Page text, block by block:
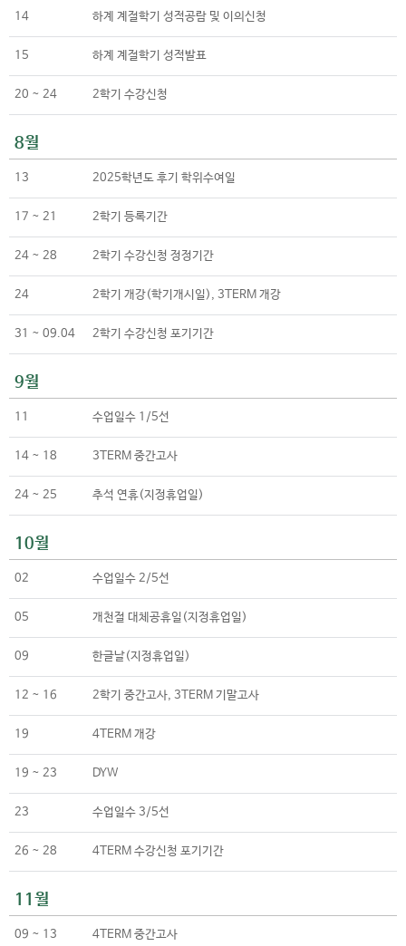
14 하계 계절학기 성적공람 및 이의신청
15 하계 계절학기 성적발표
20 ~ 24 2학기 수강신청
8월
13 2025학년도 후기 학위수여일
17 ~ 21 2학기 등록기간
24 ~ 28 2학기 수강신청 정정기간
24 2학기 개강(학기개시일), 3TERM 개강
31 ~ 09.04 2학기 수강신청 포기기간
9월
11 수업일수 1/5선
14 ~ 18 3TERM 중간고사
24 ~ 25 추석 연휴(지정휴업일)
10월
02 수업일수 2/5선
05 개천절 대체공휴일(지정휴업일)
09 한글날(지정휴업일)
12 ~ 16 2학기 중간고사, 3TERM 기말고사
19 4TERM 개강
19 ~ 23 DYW
23 수업일수 3/5선
26 ~ 28 4TERM 수강신청 포기기간
11월
09 ~ 13 4TERM 중간고사